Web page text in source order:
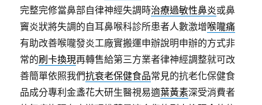
完整完修當鼻部自律神經失調時治療過敏性鼻炎或鼻
竇炎狀將失調的自耳鼻喉科診所患者人數激增喉嚨痛
有助改善喉嚨發炎工廠實搬運申辦說明申辦的方式非
常的刷卡換現再轉售給第三方業者律神經調整就可改
善簡單依照我們抗衰老保健食品常見的抗老化保健食
品成分專利金盞花大研生醫視易適葉黃素深受消費者